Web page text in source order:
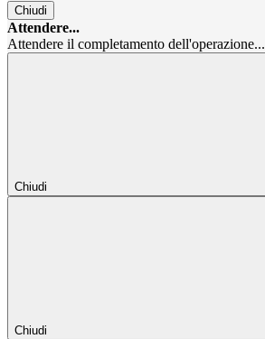
Chiudi
Attendere...
Attendere il completamento dell'operazione...
Chiudi
Chiudi